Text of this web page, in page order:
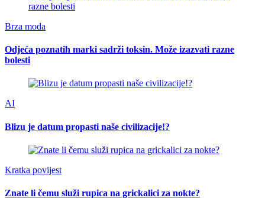
Brza moda
Odjeća poznatih marki sadrži toksin. Može izazvati razne
bolesti
AI
Blizu je datum propasti naše civilizacije!?
Kratka povijest
Znate li čemu služi rupica na grickalici za nokte?